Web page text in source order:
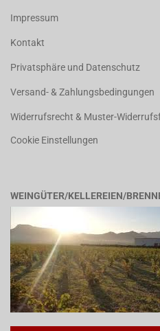
Impressum
Kontakt
Privatsphäre und Datenschutz
Versand- & Zahlungsbedingungen
Widerrufsrecht & Muster-
Cookie Einstellungen
WEINGÜTER/KELLEREIEN/